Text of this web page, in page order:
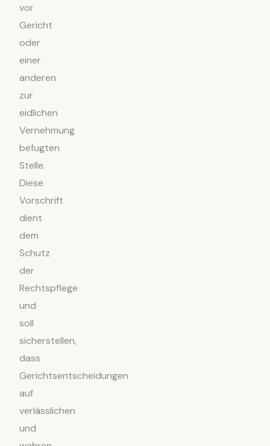
vor
Gericht
oder
einer
anderen
zur
eidlichen
Vernehmung
befugten
Stelle.
Diese
Vorschrift
dient
dem
Schutz
der
Rechtspflege
und
soll
sicherstellen,
dass
Gerichtsentscheidungen
auf
verlässlichen
und